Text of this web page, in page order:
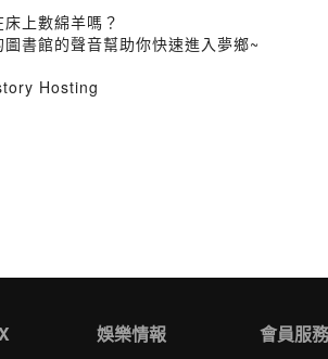
上數綿羊嗎？
書館的聲音幫助你快速進入夢鄉~
Hosting
娛樂情報 會員服務